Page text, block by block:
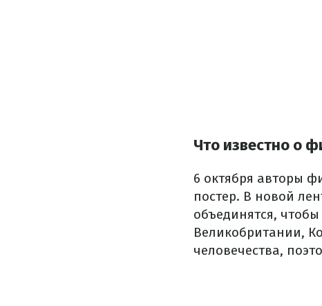
Что известно о
6 октября авторы
постер. В новой
объединятся,
Великобритании,
человечества,